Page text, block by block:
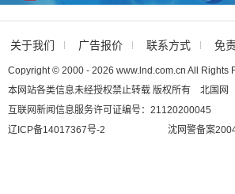
关于我们 广告报价 联系方式 免
Copyright © 2000 - 2026 www.lnd.com.cn All Rights
本网站各类信息未经授权禁止转载 版权所有 北国网
互联网新闻信息服务许可证编号：21120200045
辽ICP备14017367号-2
沈网警备案